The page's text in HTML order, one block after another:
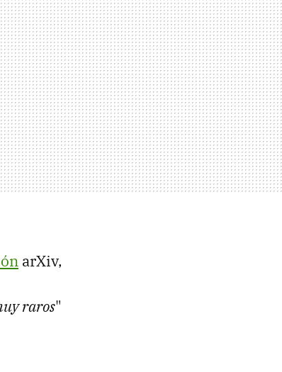
arXiv,
raros"